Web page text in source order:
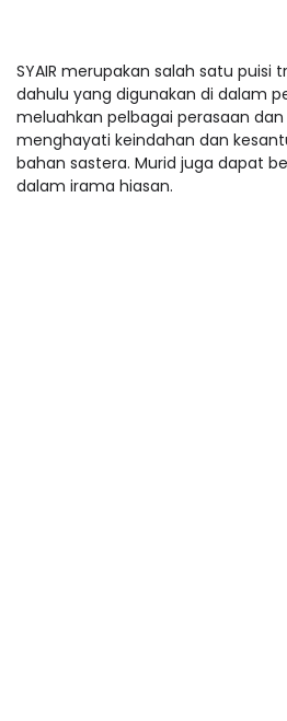
SYAIR merupakan salah satu puisi
dahulu yang digunakan di dalam
meluahkan pelbagai perasaan
menghayati keindahan dan
bahan sastera. Murid juga dapat
dalam irama hiasan.